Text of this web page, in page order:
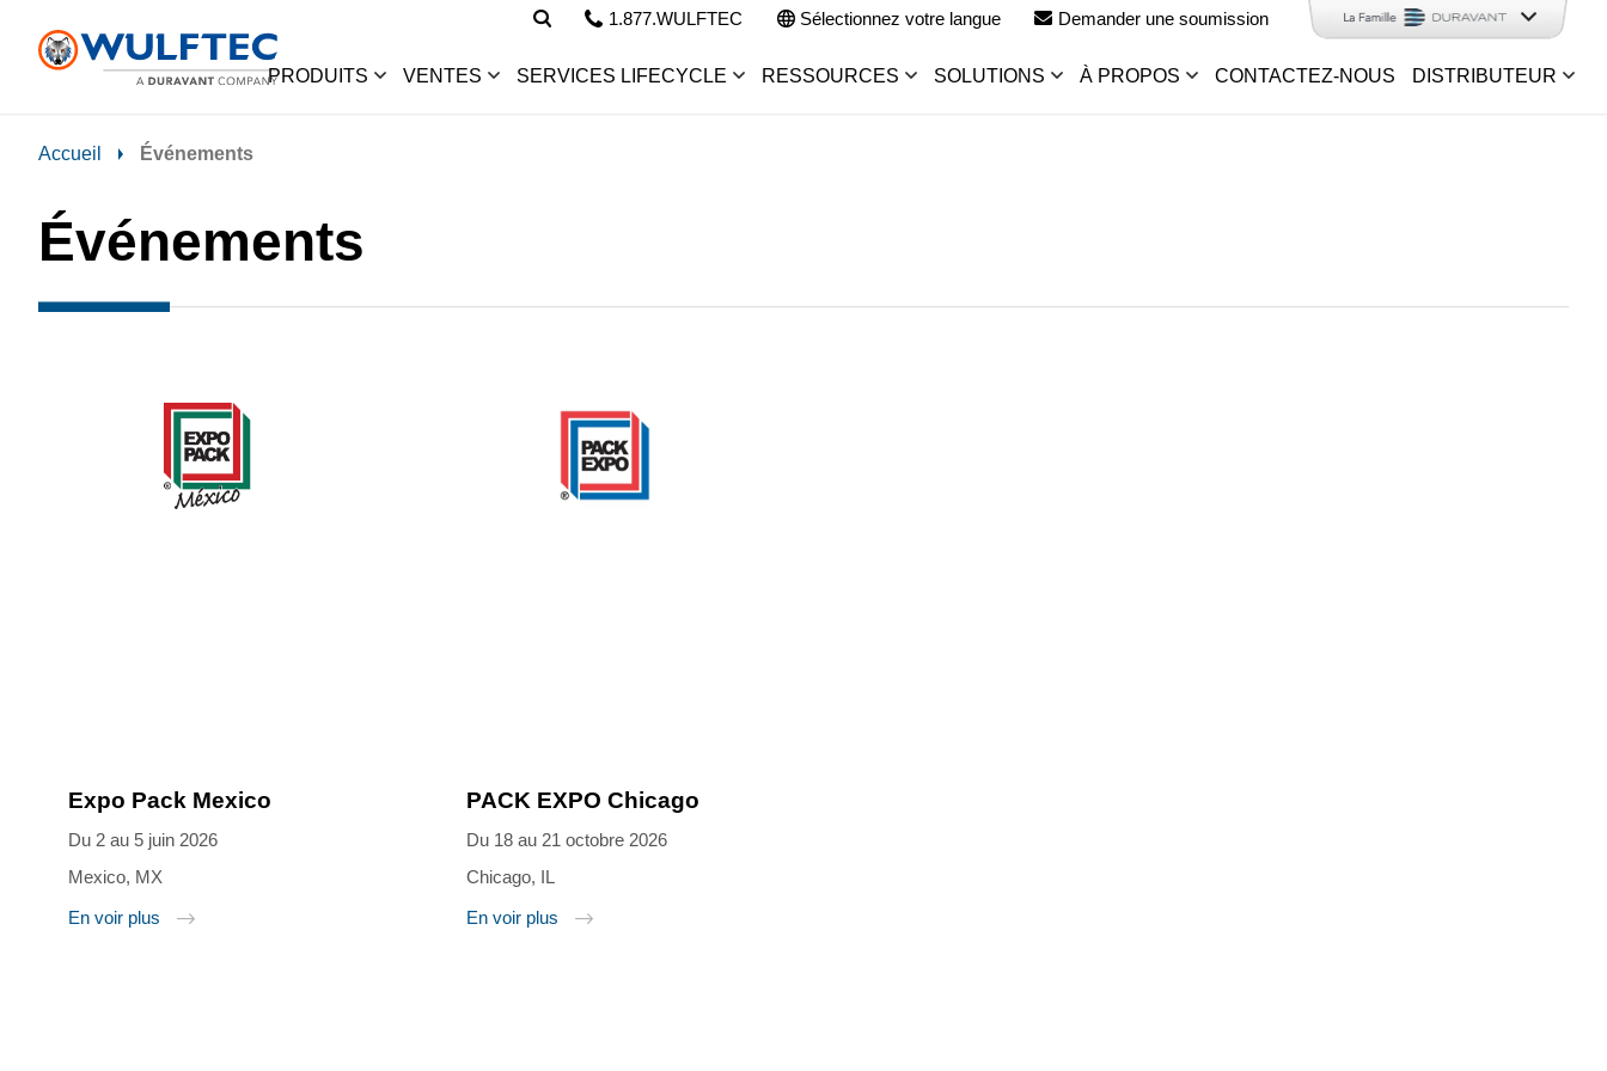
1.877.WULFTEC Sélectionnez votre langue Demander une soumission
PRODUITS VENTES SERVICES LIFECYCLE RESSOURCES SOLUTIONS À PROPOS CONTACTEZ-NOUS DISTRIBUTEUR
Accueil Événements
Événements
Expo Pack Mexico
Du 2 au 5 juin 2026
Mexico, MX
En voir plus
PACK EXPO Chicago
Du 18 au 21 octobre 2026
Chicago, IL
En voir plus